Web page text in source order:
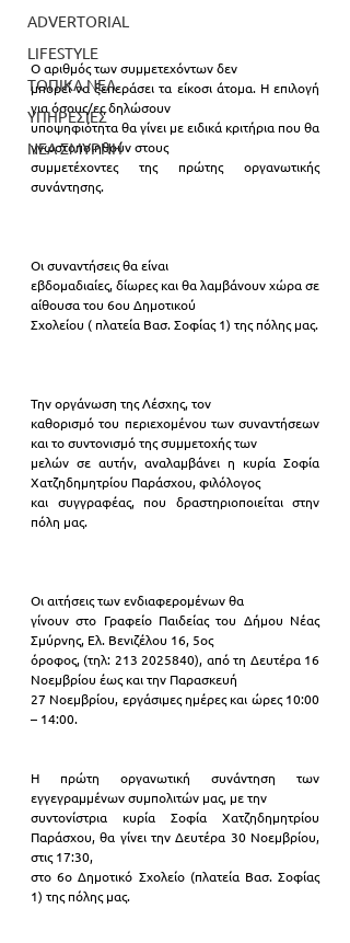
ADVERTORIAL
LIFESTYLE
ΤΟΠΙΚΑ ΝΕΑ
ΥΠΗΡΕΣΙΕΣ
ΝΕΑ ΣΜΥΡΝΗ
Ο αριθμός των συμμετεχόντων δεν
μπορεί να ξεπεράσει τα είκοσι άτομα. Η επιλογή
για όσους/ες δηλώσουν
υποψηφιότητα θα γίνει με ειδικά κριτήρια που θα
γνωστοποιηθούν στους
συμμετέχοντες της πρώτης οργανωτικής
συνάντησης.
Οι συναντήσεις θα είναι
εβδομαδιαίες, δίωρες και θα λαμβάνουν χώρα σε
αίθουσα του 6ου Δημοτικού
Σχολείου ( πλατεία Βασ. Σοφίας 1) της πόλης μας.
Την οργάνωση της Λέσχης, τον
καθορισμό του περιεχομένου των συναντήσεων
και το συντονισμό της συμμετοχής των
μελών σε αυτήν, αναλαμβάνει η κυρία Σοφία
Χατζηδημητρίου Παράσχου, φιλόλογος
και συγγραφέας, που δραστηριοποιείται στην
πόλη μας.
Οι αιτήσεις των ενδιαφερομένων θα
γίνουν στο Γραφείο Παιδείας του Δήμου Νέας
Σμύρνης, Ελ. Βενιζέλου 16, 5ος
όροφος, (τηλ: 213 2025840), από τη Δευτέρα 16
Νοεμβρίου έως και την Παρασκευή
27 Νοεμβρίου, εργάσιμες ημέρες και ώρες 10:00
– 14:00.
Η πρώτη οργανωτική συνάντηση των
εγγεγραμμένων συμπολιτών μας, με την
συντονίστρια κυρία Σοφία Χατζηδημητρίου
Παράσχου, θα γίνει την Δευτέρα 30 Νοεμβρίου,
στις 17:30,
στο 6ο Δημοτικό Σχολείο (πλατεία Βασ. Σοφίας
1) της πόλης μας.